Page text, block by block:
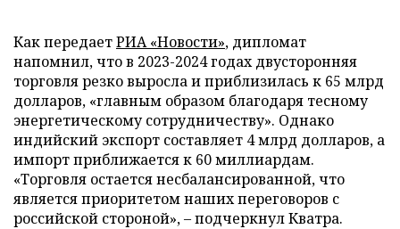
Как передаетРИА «Новости», дипломат
напомнил, что в 2023-2024 годах двусторонняя
торговля резко выросла и приблизилась к 65 млрд
долларов, «главным образом благодаря тесному
энергетическому сотрудничеству». Однако
индийский экспорт составляет 4 млрд долларов, а
импорт приближается к 60 миллиардам.
«Торговля остается несбалансированной, что
является приоритетом наших переговоров с
российской стороной», – подчеркнул Кватра.